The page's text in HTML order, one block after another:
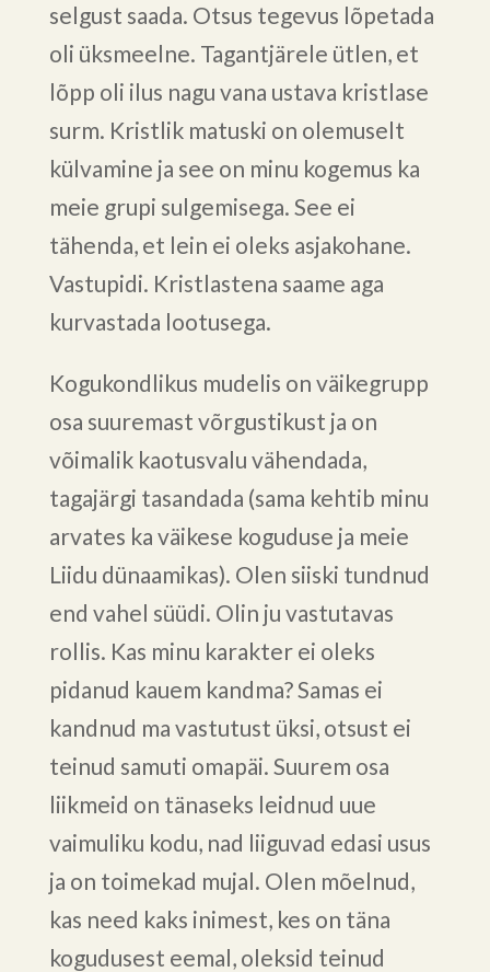
selgust saada. Otsus tegevus lõpetada
oli üksmeelne. Tagantjärele ütlen, et
lõpp oli ilus nagu vana ustava kristlase
surm. Kristlik matuski on olemuselt
külvamine ja see on minu kogemus ka
meie grupi sulgemisega. See ei
tähenda, et lein ei oleks asjakohane.
Vastupidi. Kristlastena saame aga
kurvastada lootusega.
Kogukondlikus mudelis on väikegrupp
osa suuremast võrgustikust ja on
võimalik kaotusvalu vähendada,
tagajärgi tasandada (sama kehtib minu
arvates ka väikese koguduse ja meie
Liidu dünaamikas). Olen siiski tundnud
end vahel süüdi. Olin ju vastutavas
rollis. Kas minu karakter ei oleks
pidanud kauem kandma? Samas ei
kandnud ma vastutust üksi, otsust ei
teinud samuti omapäi. Suurem osa
liikmeid on tänaseks leidnud uue
vaimuliku kodu, nad liiguvad edasi usus
ja on toimekad mujal. Olen mõelnud,
kas need kaks inimest, kes on täna
kogudusest eemal, oleksid teinud